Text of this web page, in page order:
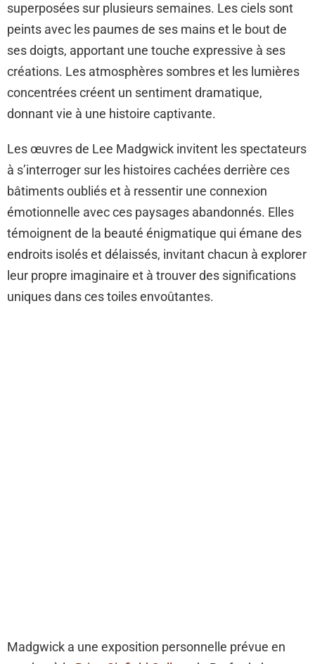
superposées sur plusieurs semaines. Les ciels sont
peints avec les paumes de ses mains et le bout de
ses doigts, apportant une touche expressive à ses
créations. Les atmosphères sombres et les lumières
concentrées créent un sentiment dramatique,
donnant vie à une histoire captivante.
Les œuvres de Lee Madgwick invitent les spectateurs
à s’interroger sur les histoires cachées derrière ces
bâtiments oubliés et à ressentir une connexion
émotionnelle avec ces paysages abandonnés. Elles
témoignent de la beauté énigmatique qui émane des
endroits isolés et délaissés, invitant chacun à explorer
leur propre imaginaire et à trouver des significations
uniques dans ces toiles envoûtantes.
Madgwick a une exposition personnelle prévue en